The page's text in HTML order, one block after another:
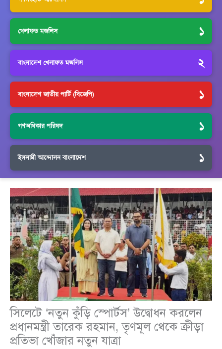
খেলাফত মজলিস ১
বাংলাদেশ খেলাফত মজলিস ২
বাংলাদেশ জাতীয় পার্টি (বিজেপি) ১
গণঅধিকার পরিষদ ১
ইসলামী আন্দোলন বাংলাদেশ ১
সিলেটে ‘নতুন কুঁড়ি স্পোর্টস’ উদ্বোধন করলেন
প্রধানমন্ত্রী তারেক রহমান, তৃণমূল থেকে ক্রীড়া
প্রতিভা খোঁজার নতুন যাত্রা